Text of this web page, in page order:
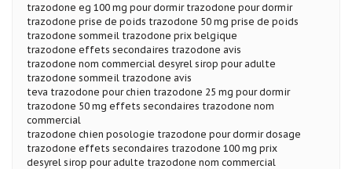
trazodone eg 100 mg pour dormir trazodone pour dormir
trazodone prise de poids trazodone 50 mg prise de poids
trazodone sommeil trazodone prix belgique
trazodone effets secondaires trazodone avis
trazodone nom commercial desyrel sirop pour adulte
trazodone sommeil trazodone avis
teva trazodone pour chien trazodone 25 mg pour dormir
trazodone 50 mg effets secondaires trazodone nom
commercial
trazodone chien posologie trazodone pour dormir dosage
trazodone effets secondaires trazodone 100 mg prix
desyrel sirop pour adulte trazodone nom commercial